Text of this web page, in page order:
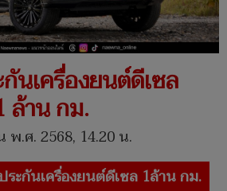
นเครื่องยนต์ดีเซล
ล้าน กม.
.ศ. 2568, 14.20 น.
ระกันเครื่องยนต์ดีเซล 1ล้าน กม.